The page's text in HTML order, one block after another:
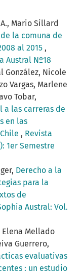
Mario Sillard
de la comuna de
al 2015 ,
Austral Nº18
González, Nicole
Vargas, Marlene
Tobar,
a las carreras de
en las
, Revista
1er Semestre
Derecho a la
para la
de
Austral: Vol.
Elena Mellado
Guerrero,
evaluativas
: un estudio